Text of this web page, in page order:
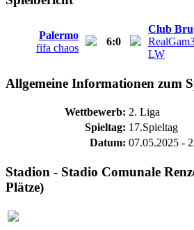
Palermo
fifa chaos
6:0
Club
LW
Allgemeine Informationen zum
Wettbewerb: 2. Liga
Spieltag: 17.Spieltag
Datum: 07.05.2025 -
Stadion - Stadio Comunale
Plätze)